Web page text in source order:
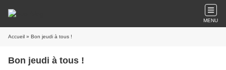
MENU
Accueil » Bon jeudi à tous !
Bon jeudi à tous !